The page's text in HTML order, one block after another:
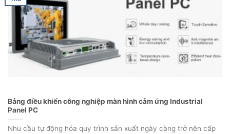
Bảng điều khiển công nghiệp màn hình cảm ứng Industrial
Panel PC
Nhu cầu tự động hóa quy trình sản xuất ngày càng trở nên cấp